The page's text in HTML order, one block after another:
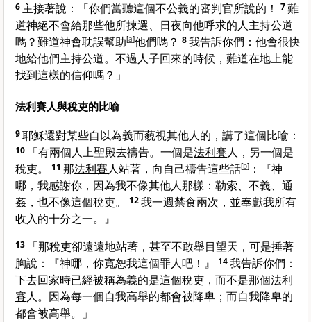
6 主接著說： 「你們當聽這個不公義的審判官所說的！ 7難
道神絕不會給那些他所揀選、日夜向他呼求的人主持公道
嗎？難道神會耽誤幫助[a]他們嗎？ 8我告訴你們：他會很快
地給他們主持公道。不過人子回來的時候，難道在地上能
找到這樣的信仰嗎？」
法利賽人與稅吏的比喻
9耶穌還對某些自以為義而藐視其他人的，講了這個比喻：
10 「有兩個人上聖殿去禱告。一個是法利賽人，另一個是
稅吏。
11 那法利賽人站著，向自己禱告這些話[b] ：『神
哪，我感謝你，因為我不像其他人那樣：勒索、不義、通
姦，也不像這個稅吏。
12我一週禁食兩次，並奉獻我所有
收入的十分之一。』
13
「那稅吏卻遠遠地站著，甚至不敢舉目望天，可是捶著
胸說：『神哪，你寬恕我這個罪人吧！』
14我告訴你們：
下去回家時已經被稱為義的是這個稅吏，而不是那個法利
賽人。因為每一個自我高舉的都會被降卑；而自我降卑的
都會被高舉。」